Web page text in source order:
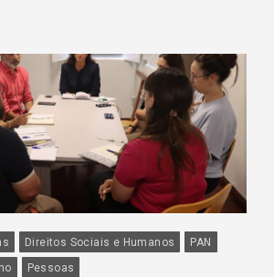
Direitos Sociais e Humanos
PAN
Pessoas